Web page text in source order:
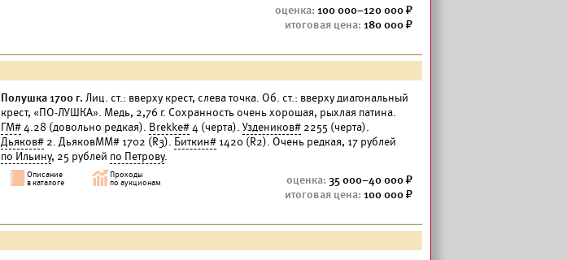
100 000–120 000
180 000
Полушка 1700 г. Лиц. ст.: вверху крест, слева точка. Об. ст.: вверху диагональный
крест, «ПО-ЛУШКА». Медь, 2,76 г. Сохранность очень хорошая, рыхлая патина.
ГМ#4.28 (довольно редкая). Brekke#4 (черта). Уздеников# 2255 (черта).
Дьяков# 2. ДьяковММ# 1702 (R3). Биткин# 1420 (R2). Очень редкая, 17 рублей
по Ильину, 25 рублей по Петрову.
35 000–40 000
100 000